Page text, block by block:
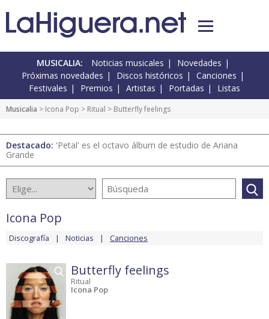
MUSICALIA: Noticias musicales
Novedades
Próximas novedades
Discos históricos
Canciones
Festivales
Premios Artistas Portadas Listas
Musicalia > Icona Pop > Ritual > Butterfly feelings
Destacado: 'Petal' es el octavo álbum de estudio de Ariana
Grande
Icona Pop
Discografía Noticias Canciones
Butterfly feelings
Ritual
Icona Pop